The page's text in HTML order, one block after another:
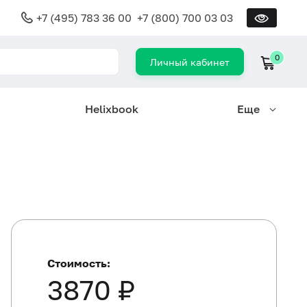
+7 (495) 783 36 00 +7 (800) 700 03 03
Личный кабинет 0
Helixbook Еще
Стоимость:
3870 ₽